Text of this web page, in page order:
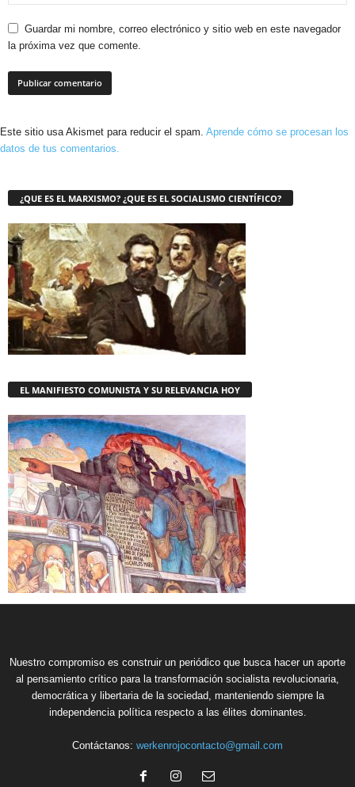
Guardar mi nombre, correo electrónico y sitio web en este navegador
la próxima vez que comente.
Este sitio usa Akismet para reducir el spam. Aprende cómo se procesan los
datos de tus comentarios.
¿QUE ES EL MARXISMO? ¿QUE ES EL SOCIALISMO CIENTÍFICO?
EL MANIFIESTO COMUNISTA Y SU RELEVANCIA HOY
Nuestro compromiso es construir un periódico que busca hacer un aporte
al pensamiento crítico para la transformación socialista revolucionaria,
democrática y libertaria de la sociedad, manteniendo siempre la
independencia política respecto a las élites dominantes.
Contáctanos: werkenrojocontacto@gmail.com